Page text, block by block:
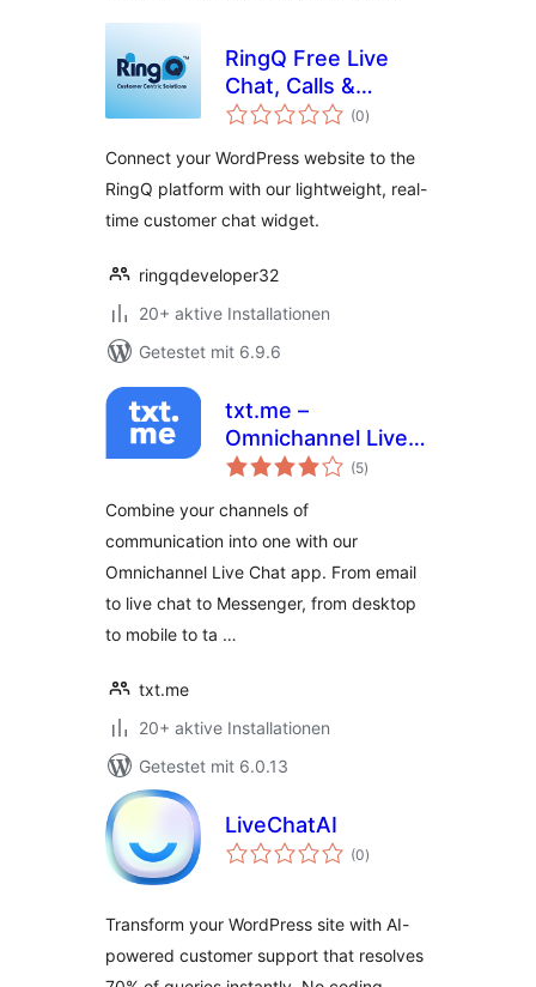
RingQ Free Live
Chat, Calls &
Messaging
(0Bewertungen
insgesamt
)
Connect your WordPress website to the
RingQ platform with our lightweight, real-
time customer chat widget.
ringqdeveloper32
20+ aktive Installationen
Getestet mit 6.9.6
txt.me –
Omnichannel Live
Chat, Chat
and Outgoing Email
(5Bewertungen
insgesamt
)
Combine your channels of
communication into one with our
Omnichannel Live Chat app. From email
to live chat to Messenger, from desktop
to mobile to ta …
txt.me
20+ aktive Installationen
Getestet mit 6.0.13
LiveChatAI
(0Bewertungen
insgesamt
)
Transform your WordPress site with AI-
powered customer support that resolves